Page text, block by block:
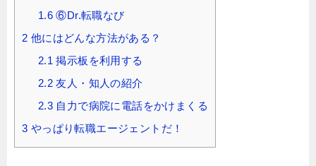
1.6 ⑥Dr.転職なび
2 他にはどんな方法がある？
2.1 掲示板を利用する
2.2 友人・知人の紹介
2.3 自力で病院に電話をかけまくる
3 やっぱり転職エージェントだ！